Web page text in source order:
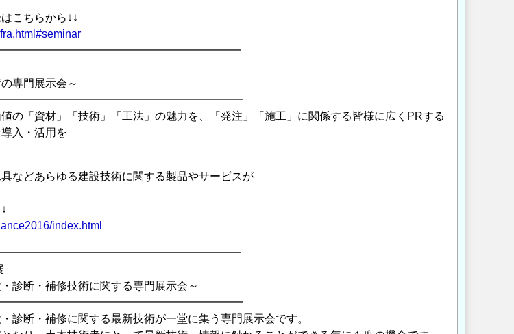
こちらから↓↓
専門展示会～
の「資材」「技術」「工法」の魅力を、「発注」「施工」に関係する皆様に広くPRする
入・活用を
などあらゆる建設技術に関する製品やサービスが
index.html
診断・補修技術に関する専門展示会～
診断・補修に関する最新技術が一堂に集う専門展示会です。